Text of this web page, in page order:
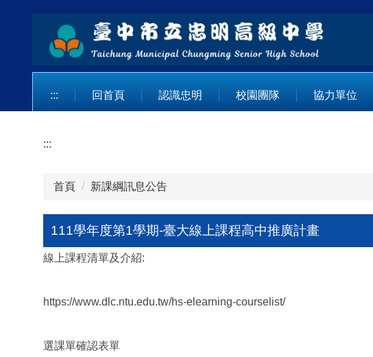
區
::: 回首頁 認識忠明 校園團隊 協力單位
:::
首頁 新課綱訊息公告
111學年度第1學期-臺大線上課程高中推廣計畫
線上課程清單及介紹:
https://www.dlc.ntu.edu.tw/hs-elearning-courselist/
選課單確認表單